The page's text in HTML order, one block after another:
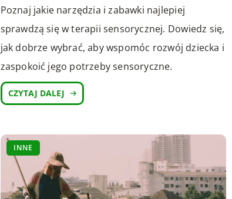
Poznaj jakie narzędzia i zabawki najlepiej
sprawdzą się w terapii sensorycznej. Dowiedz się,
jak dobrze wybrać, aby wspomóc rozwój dziecka i
zaspokoić jego potrzeby sensoryczne.
CZYTAJ DALEJ
INNE